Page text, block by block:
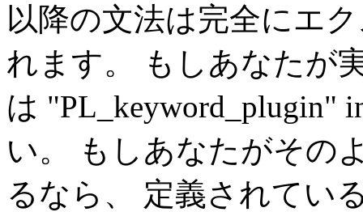
以降の文法は完全にエ
れます。 もしあなたが
は "PL_keyword_plugin"
い。 もしあなたがその
るなら、 定義されてい